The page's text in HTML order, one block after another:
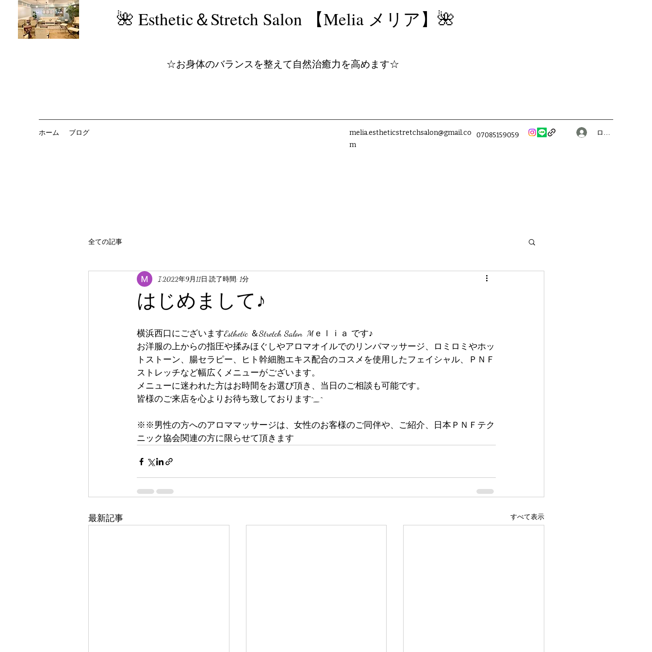
​🌺 Esthetic＆Stretch Salon 【Melia メリア】🌺
☆お身体のバランスを整えて自然治癒力を高めます☆
ホーム ブログ
melia.estheticstretchsalon@gmail.co
m
07085159059 ログイン
全ての記事
はじめまして♪
I2022年9月11日 読了時間: 1分
横浜西口にございますEsthetic ＆Stretch Salon  Mｅｌｉａ です♪
お洋服の上からの指圧や揉みほぐしやアロマオイルでのリンパマッサージ、ロミロミやホッ
トストーン、腸セラピー、ヒト幹細胞エキス配合のコスメを使用したフェイシャル、ＰＮＦ
ストレッチなど幅広くメニューがございます。
メニューに迷われた方はお時間をお選び頂き、当日のご相談も可能です。
皆様のご来店を心よりお待ち致しております^⁠_⁠^
※※男性の方へのアロママッサージは、女性のお客様のご同伴や、ご紹介、日本ＰＮＦテク
ニック協会関連の方に限らせて頂きます
最新記事 すべて表示